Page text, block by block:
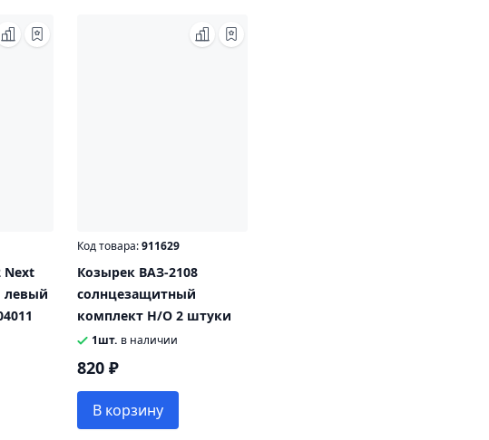
Next
левый
Код товара:911629
Козырек ВАЗ-2108
солнцезащитный
комплект Н/О 2 штуки
1шт. в наличии
820 ₽
В корзину